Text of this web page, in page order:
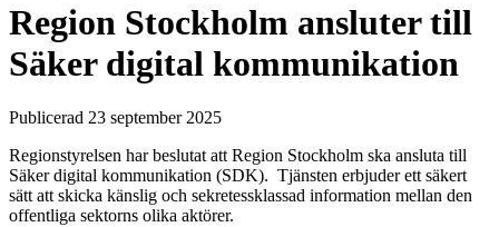
Region Stockholm ansluter till
Säker digital kommunikation
Publicerad 23 september 2025
Regionstyrelsen har beslutat att Region Stockholm ska ansluta till
Säker digital kommunikation (SDK). Tjänsten erbjuder ett säkert
sätt att skicka känslig och sekretessklassad information mellan den
offentliga sektorns olika aktörer.